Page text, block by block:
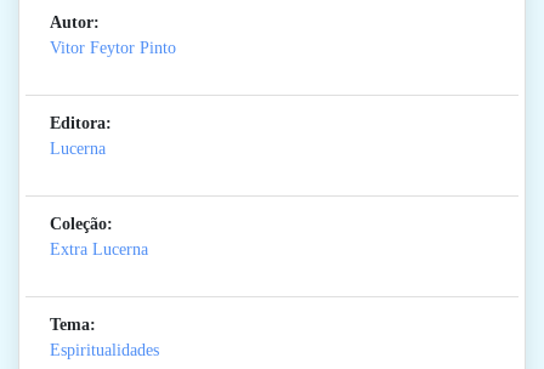
Autor:
Vitor Feytor Pinto
Editora:
Lucerna
Coleção:
Extra Lucerna
Tema:
Espiritualidades